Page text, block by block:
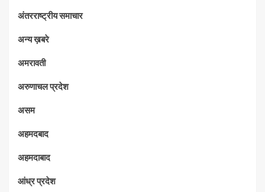
अंतरराष्ट्रीय समाचार
अन्य ख़बरे
अमरावती
अरुणाचल प्रदेश
असम
अहमदबाद
अहमदाबाद
आंध्र प्रदेश